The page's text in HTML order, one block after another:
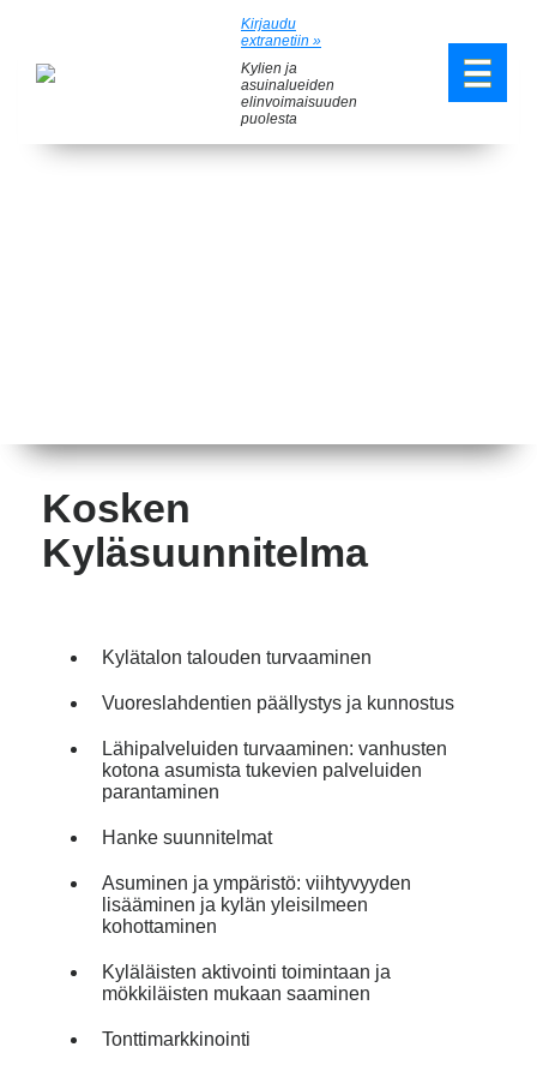
Kirjaudu
extranetiin »
Kylien ja
asuinalueiden
elinvoimaisuuden
puolesta
Kosken
Kyläsuunnitelma
Kylätalon talouden turvaaminen
Vuoreslahdentien päällystys ja kunnostus
Lähipalveluiden turvaaminen: vanhusten
kotona asumista tukevien palveluiden
parantaminen
Hanke suunnitelmat
Asuminen ja ympäristö: viihtyvyyden
lisääminen ja kylän yleisilmeen
kohottaminen
Kyläläisten aktivointi toimintaan ja
mökkiläisten mukaan saaminen
Tonttimarkkinointi